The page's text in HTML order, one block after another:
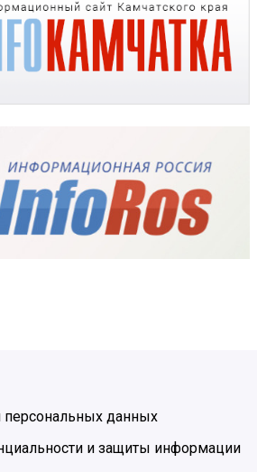
персональных данных
и защиты информации